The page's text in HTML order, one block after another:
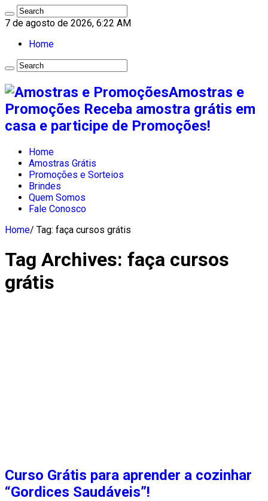
7 de agosto de 2026, 6:22 AM
Home
Amostras e
Promoções Receba amostra grátis em
casa e participe de Promoções!
Home
Amostras Grátis
Promoções e Sorteios
Brindes
Quem Somos
Fale Conosco
Home/ Tag: faça cursos grátis
Tag Archives: faça cursos
grátis
Curso Grátis para aprender a cozinhar
“Gordices Saudáveis”!